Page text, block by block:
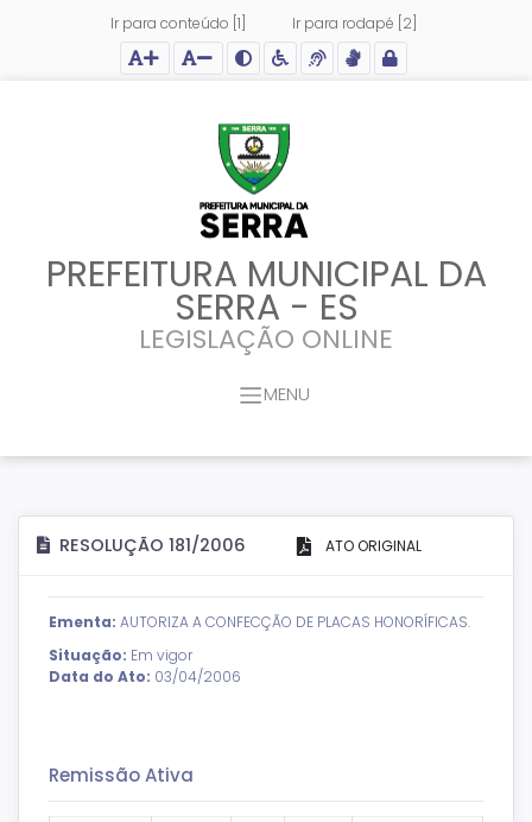
Ir para conteúdo [1] Ir para rodapé [2]
Ação para aumentar tamanho da fonte do site
Ação para diminuir tamanho da fonte do site
Ação para aplicar auto contraste no site
Acessar página sobre acessibilidade do site
Acessar página sobre NVDA - Leitor de Tela
Acessar página sobre VLibras - Tradutor de
Acessar Intranet
PREFEITURA MUNICIPAL DA
SERRA - ES
LEGISLAÇÃO ONLINE
MENU
RESOLUÇÃO 181/2006 ATO ORIGINAL
Ementa: AUTORIZA A CONFECÇÃO DE PLACAS HONORÍFICAS.
Situação: Em vigor
Data do Ato: 03/04/2006
Remissão Ativa